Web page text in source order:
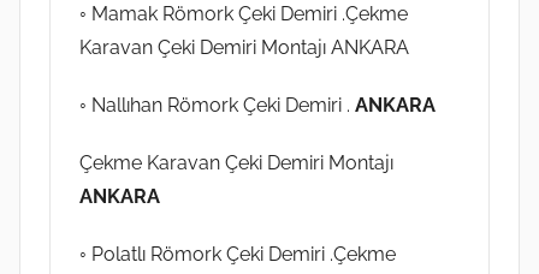
◦ Mamak Römork Çeki Demiri .Çekme
Karavan Çeki Demiri Montajı ANKARA
◦ Nallıhan Römork Çeki Demiri . ANKARA
Çekme Karavan Çeki Demiri Montajı
ANKARA
◦ Polatlı Römork Çeki Demiri .Çekme